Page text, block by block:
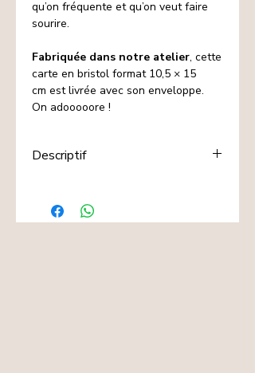
qu’on fréquente et qu’on veut faire
sourire.
Fabriquée dans notre atelier, cette
carte en bristol format 10,5 × 15
cm est livrée avec son enveloppe.
On adooooore !
Descriptif